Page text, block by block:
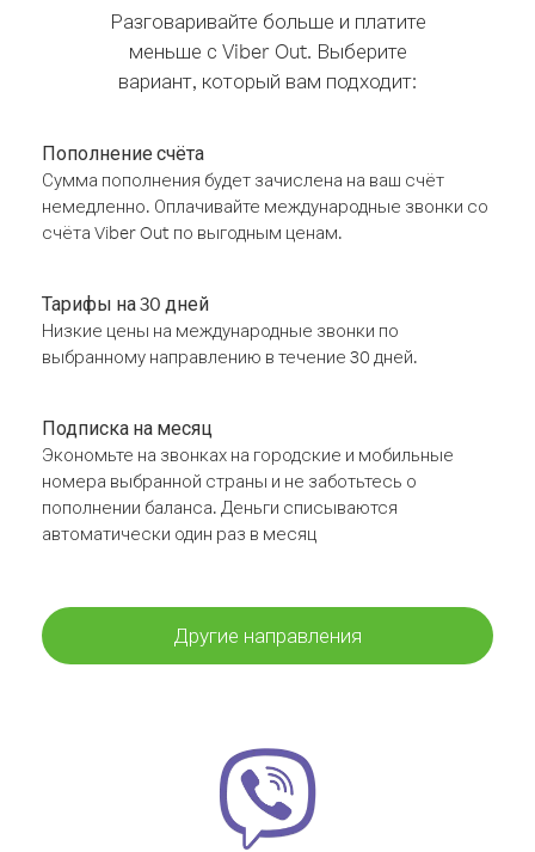
Разговаривайте больше и платите
меньше с Viber Out. Выберите
вариант, который вам подходит:
Пополнение счёта
Сумма пополнения будет зачислена на ваш счёт
немедленно. Оплачивайте международные звонки со
счёта Viber Out по выгодным ценам.
Тарифы на 30 дней
Низкие цены на международные звонки по
выбранному направлению в течение 30 дней.
Подписка на месяц
Экономьте на звонках на городские и мобильные
номера выбранной страны и не заботьтесь о
пополнении баланса. Деньги списываются
автоматически один раз в месяц
Другие направления